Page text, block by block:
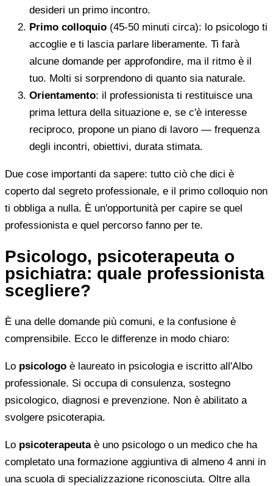
desideri un primo incontro.
Primo colloquio (45-50 minuti circa): lo psicologo ti
accoglie e ti lascia parlare liberamente. Ti farà
alcune domande per approfondire, ma il ritmo è il
tuo. Molti si sorprendono di quanto sia naturale.
Orientamento: il professionista ti restituisce una
prima lettura della situazione e, se c'è interesse
reciproco, propone un piano di lavoro — frequenza
degli incontri, obiettivi, durata stimata.
Due cose importanti da sapere: tutto ciò che dici è
coperto dal segreto professionale, e il primo colloquio non
ti obbliga a nulla. È un'opportunità per capire se quel
professionista e quel percorso fanno per te.
Psicologo, psicoterapeuta o
psichiatra: quale professionista
scegliere?
È una delle domande più comuni, e la confusione è
comprensibile. Ecco le differenze in modo chiaro:
Lo psicologo è laureato in psicologia e iscritto all'Albo
professionale. Si occupa di consulenza, sostegno
psicologico, diagnosi e prevenzione. Non è abilitato a
svolgere psicoterapia.
Lo psicoterapeutaè uno psicologo o un medico che ha
completato una formazione aggiuntiva di almeno 4 anni in
una scuola di specializzazione riconosciuta. Oltre alla